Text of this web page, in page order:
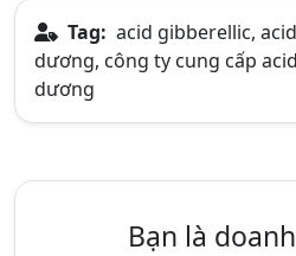
Tag: acid gibberellic,
dương, công ty cung cấp
dương
Bạn là